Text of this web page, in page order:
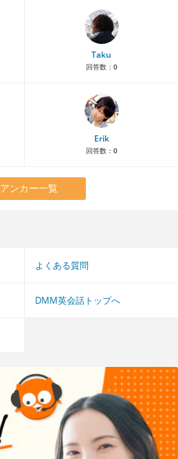
Taku
回答数： 0
Erik
回答数： 0
アンカー一覧
よくある質問
DMM英会話トップへ